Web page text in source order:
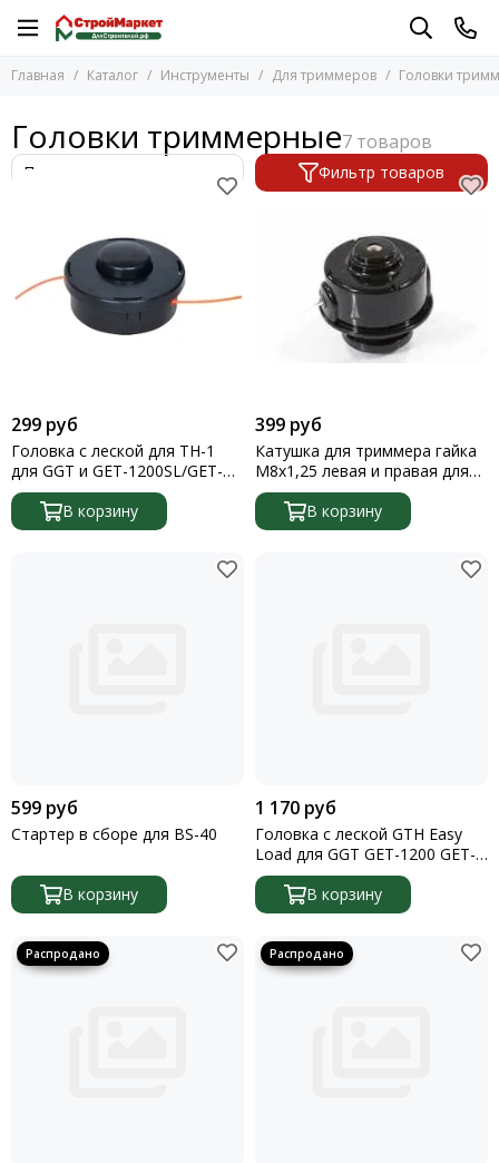
Инструменты
Электроинструмент
Ручной инструмент
Измерительный инструмент
Малярные инструменты
Наборы инструментов
Хранение инструментов
Стремянки и лестницы
Для триммеров
Головки триммерные
Катушки
Носилки
Защитные принадлежности
Инструмент для металлообработки
Принадлежности для сварки
Перчатки
Шлифовальная шкурка
Тазы строительные
Цепи
Главная Каталог Инструменты Для триммеров Головки
Головки триммерные
Фильтр товаров
299 руб
Головка с леской для ТН-1
для GGT и GET-1200SL/GET-
1500SL
В корзину
399 руб
Катушка для триммера гайка
М8х1,25 левая и правая для
Homelite Ryobi Alpina Castor
DenzelВ корзину
599 руб
Стартер в сборе для BS-40
В корзину
1 170 руб
Головка с леской GTH Easy
Load для GGT GET-1200 GET-
1500 GET-1700
В корзину